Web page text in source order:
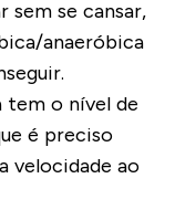
sem se cansar,
anaeróbica
tem o nível de
é preciso
velocidade ao